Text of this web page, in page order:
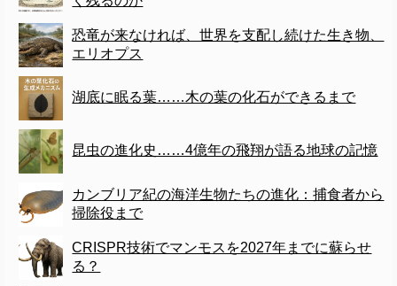
恐竜が来なければ、世界を支配し続けた生き物、
エリオプス
湖底に眠る葉……木の葉の化石ができるまで
昆虫の進化史……4億年の飛翔が語る地球の記憶
カンブリア紀の海洋生物たちの進化：捕食者から
掃除役まで
CRISPR技術でマンモスを2027年までに蘇らせ
る？